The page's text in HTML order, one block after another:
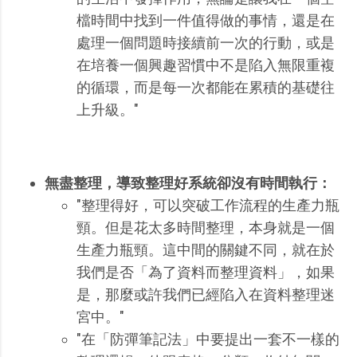
檔時間中找到一件值得做的事情，還是在
處理一個問題時接續前一次的行動，或是
在培養一個興趣習慣中不是陷入無限重複
的循環，而是每一次都能在累積的基礎往
上升級。"
無盡整理，導致整理好系統卻沒有時間執行：
"整理得好，可以突破工作流程的生產力瓶
頸。但是花太多時間整理，本身就是一個
生產力瓶頸。這中間的關鍵不同，就在於
我們是否「為了資料而整理資料」，如果
是，那麼或許我們已經陷入在資料整理迷
宮中。"
"在「防彈筆記法」中要提出一套不一樣的